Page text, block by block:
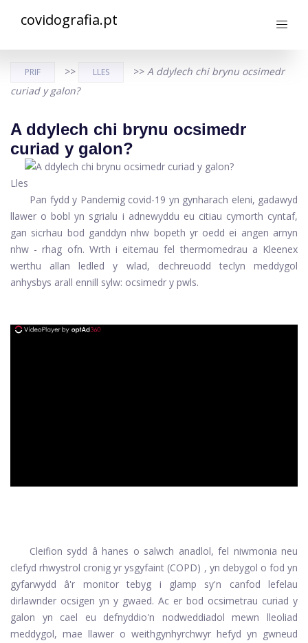
covidografia.pt
PRIF >> LLES >> A ddylech chi brynu ocsimedr
curiad y galon?
A ddylech chi brynu ocsimedr
curiad y galon?
Lles
Pan fydd y Pandemig covid-19 yn gynharach eleni, gadawyd
llawer o bobl yn sgrialu i adnewyddu eu citiau cymorth cyntaf,
gan sicrhau bod ganddyn nhw bopeth yr oedd ei angen arnyn
nhw - rhag ofn. Wrth i eitemau fel thermomedrau a Kleenex
werthu allan ledled y wlad, dechreuodd teclyn meddygol
anhysbys arall ennill sylw: ocsimedr y pwls.
Cleifion sydd â hanes o salwch anadlol, fel niwmonia neu
clefyd rhwystrol cronig yr ysgyfaint (COPD) , yn debygol o fod yn
gyfarwydd â'r monitor tebyg i glamp sy'n canfod lefelau
dirlawnder ocsigen yn y gwaed. Ac er bod ocsimetrau curiad y
galon yn cael eu defnyddio'n nodweddiadol mewn lleoliad
meddygol, mae llawer o weithgynhyrchwyr hefyd yn gwneud